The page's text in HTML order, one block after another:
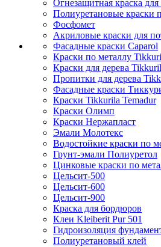
Огнезащитная краска
Полиуретановые краски
Фосфомет
Акриловые краски для
Фасадные краски Caparol
Краски по металлу
Краски для дерева
Пропитки для дерева
Фасадные краски
Краски Tikkurila Temadur
Краски Олимп
Краски Нержапласт
Эмали Молотекс
Водостойкие краски по
Грунт-эмали Полиуретол
Цинковые краски по
Цельсит-500
Цельсит-600
Цельсит-900
Краска для бордюров
Клеи Kleiberit Pur 501
Гидроизоляция
Полиуретановый клей